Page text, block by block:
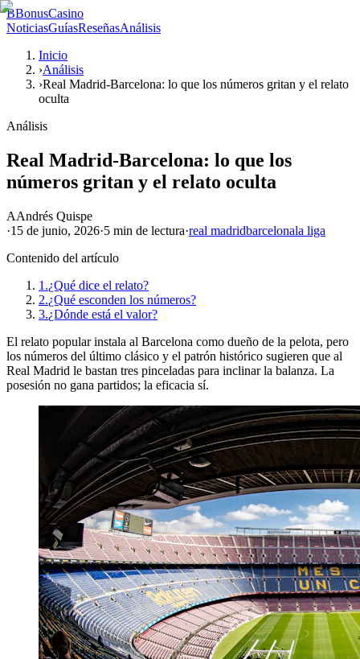
BBonusCasino
NoticiasGuíasReseñasAnálisis
Inicio
›Análisis
›Real Madrid-Barcelona: lo que los números gritan y el relato
oculta
Análisis
Real Madrid-Barcelona: lo que los
números gritan y el relato oculta
AAndrés Quispe
·15 de junio, 2026·5 min de lectura·real madridbarcelonala liga
Contenido del artículo
1.¿Qué dice el relato?
2.¿Qué esconden los números?
3.¿Dónde está el valor?
El relato popular instala al Barcelona como dueño de la pelota, pero
los números del último clásico y el patrón histórico sugieren que al
Real Madrid le bastan tres pinceladas para inclinar la balanza. La
posesión no gana partidos; la eficacia sí.